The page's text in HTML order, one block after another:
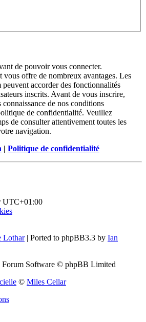
de pouvoir vous connecter.
vous offre de nombreux avantages. Les
accorder des fonctionnalités
inscrits. Avant de vous inscrire,
connaissance de nos conditions
de confidentialité. Veuillez
de consulter attentivement toutes les
navigation.
| Politique de confidentialité
UTC+01:00
Lothar| Ported to phpBB3.3 by Ian
Software © phpBB Limited
© Miles Cellar